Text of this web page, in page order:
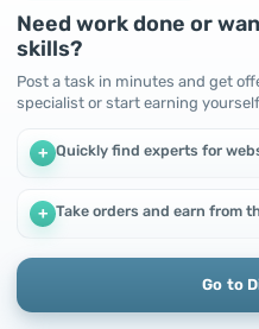
Стилист
19 day ago
Need work done or
skills?
Post a task in minutes and get
specialist or start earning
+ Quickly find experts for
+ Take orders and earn from
Go to
We use cookies to improve
Add Home